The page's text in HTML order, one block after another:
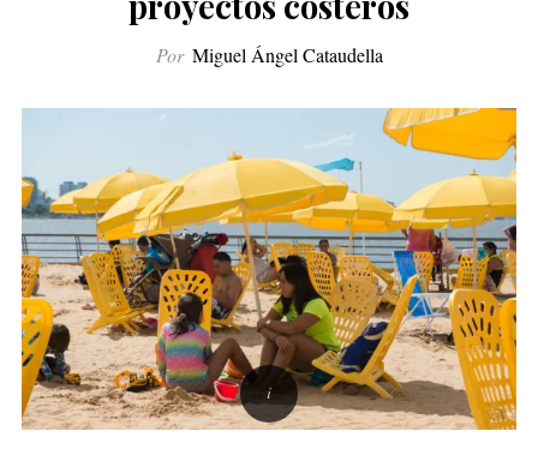
Por Miguel Ángel Cataudella